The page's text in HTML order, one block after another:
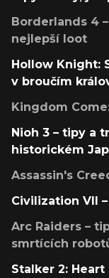
Borderlands 4
nejlepší loot
Hollow Knight:
v broučím
Kingdom
Nioh 3 – tipy a
historickém
Assassin's
Civilization VII
Arc Raiders –
smrtících
Stalker 2: